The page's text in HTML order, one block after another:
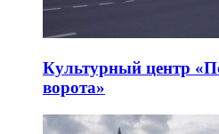
Культурный центр
ворота»